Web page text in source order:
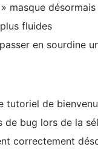
masque
fluides
en sourdine
tutoriel de
de bug lors de la
correctement